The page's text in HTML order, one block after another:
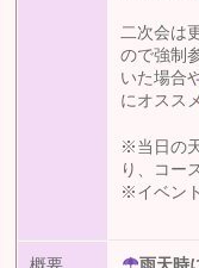
二次会は
ので強制
いた場合
にオススメ
※当日の
り、コー
※イベン